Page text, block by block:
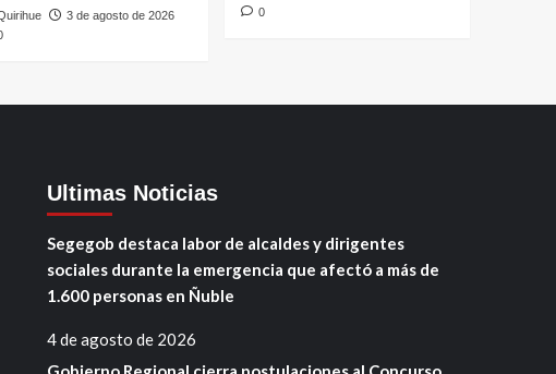
3 de agosto de 2026
0
Ultimas Noticias
Segegob destaca labor de alcaldes y dirigentes
sociales durante la emergencia que afectó a más de
1.600 personas en Ñuble
4 de agosto de 2026